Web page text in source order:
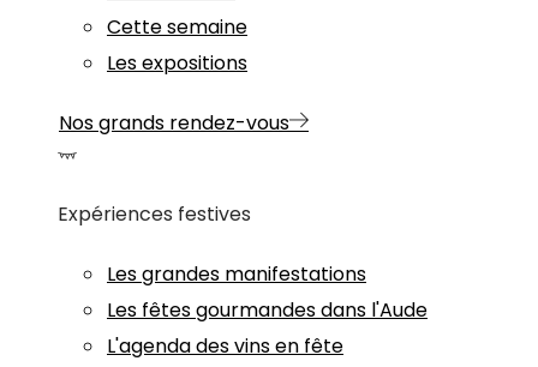
Cette semaine
Les expositions
Nos grands rendez-vous
Expériences festives
Les grandes manifestations
Les fêtes gourmandes dans l'Aude
L'agenda des vins en fête